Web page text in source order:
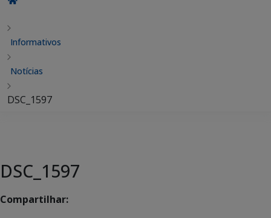
Informativos
Notícias
DSC_1597
DSC_1597
Compartilhar: